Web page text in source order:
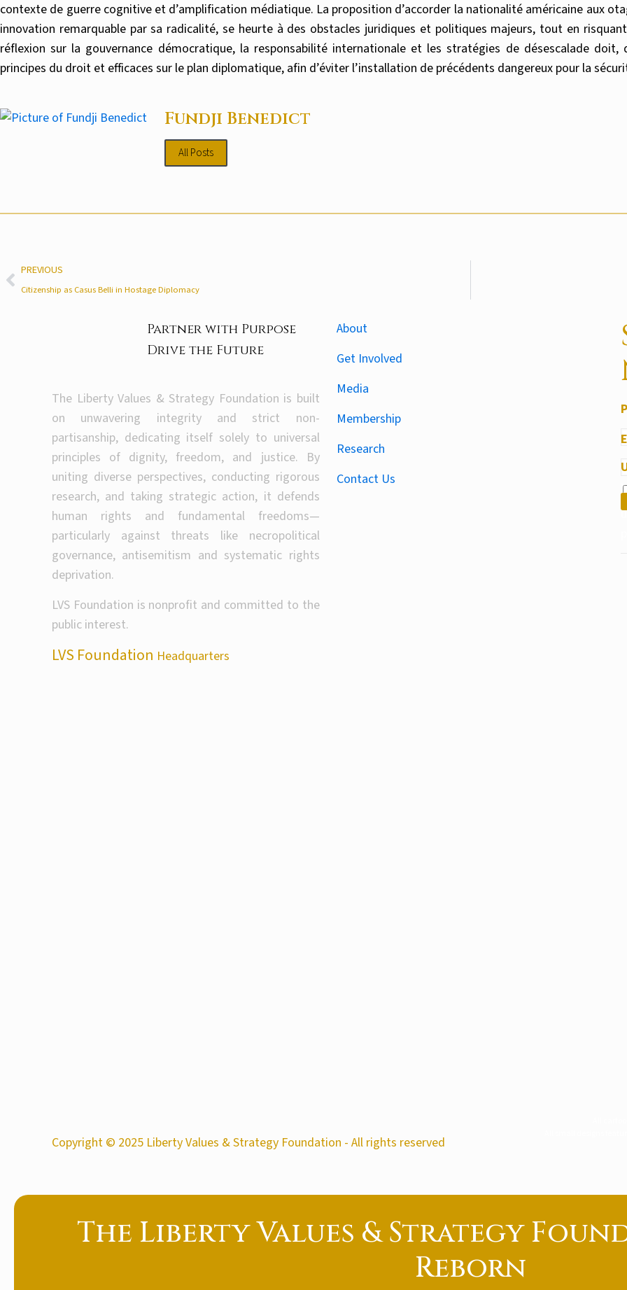
contexte de guerre cognitive et d’amplification médiatique. La proposition d’accorder la nationalité américaine aux
innovation remarquable par sa radicalité, se heurte à des obstacles juridiques et politiques majeurs, tout en
réflexion sur la gouvernance démocratique, la responsabilité internationale et les stratégies de désescalade doit,
principes du droit et efficaces sur le plan diplomatique, afin d’éviter l’installation de précédents dangereux pour la
Fundji Benedict
All Posts
PREVIOUS
Citizenship as Casus Belli in Hostage Diplomacy
Partner with Purpose
Drive the Future
The Liberty Values & Strategy Foundation is built
on unwavering integrity and strict non-
partisanship, dedicating itself solely to universal
principles of dignity, freedom, and justice. By
uniting diverse perspectives, conducting rigorous
research, and taking strategic action, it defends
human rights and fundamental freedoms—
particularly against threats like necropolitical
governance, antisemitism and systematic rights
deprivation.
LVS Foundation is nonprofit and committed to the
public interest.
LVS Foundation Headquarters
About
Get Involved
Media
Membership
Research
Contact Us
Copyright © 2025 Liberty Values & Strategy Foundation - All rights reserved
The Liberty Values & Strategy
Reborn